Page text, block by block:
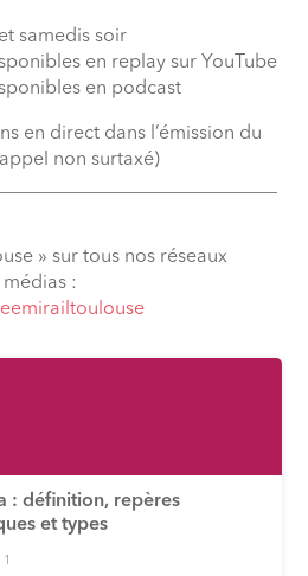
samedis soir
en replay sur YouTube
en podcast
en direct dans l’émission du
non surtaxé)
» sur tous nos réseaux
:
: définition, repères
et types